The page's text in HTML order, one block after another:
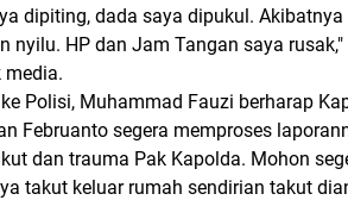
dipiting, dada saya dipukul.
nyilu. HP dan Jam Tangan saya
Polisi, Muhammad Fauzi berharap
Februanto segera memproses
dan trauma Pak Kapolda. Mohon
takut keluar rumah sendirian takut